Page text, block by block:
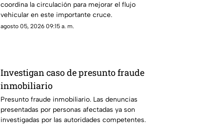
coordina la circulación para mejorar el flujo
vehicular en este importante cruce.
agosto 05, 2026 09:15 a. m.
Investigan caso de presunto fraude
inmobiliario
Presunto fraude inmobiliario. Las denuncias
presentadas por personas afectadas ya son
investigadas por las autoridades competentes.